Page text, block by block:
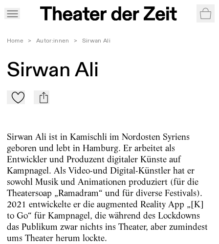
Home > Autor:innen > Sirwan Ali
Sirwan Ali
Zu Mein-TdZ hinzufügen
mail
Sirwan Ali ist in Kamischli im Nordosten Syriens
geboren und lebt in Hamburg. Er arbeitet als
Entwickler und Produzent digitaler Künste auf
Kampnagel. Als Video-und Digital-Künstler hat er
sowohl Musik und Animationen produziert (für die
Theatersoap „Ramadram“ und für diverse Festivals).
2021 entwickelte er die augmented Reality App „[K]
to Go“ für Kampnagel, die während des Lockdowns
das Publikum zwar nichts ins Theater, aber zumindest
ums Theater herum lockte.